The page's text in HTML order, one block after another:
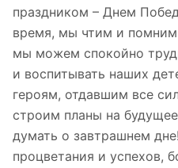
праздником – Днем
время, мы чтим и
мы можем спокойно
и воспитывать наших
героям, отдавшим все
строим планы на
думать о завтрашнем
процветания и успехов,